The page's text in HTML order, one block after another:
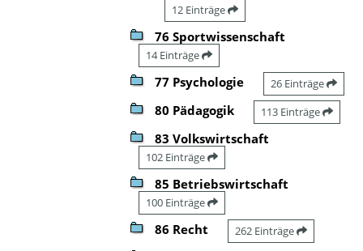
12 Einträge
76 Sportwissenschaft
14 Einträge
77 Psychologie 26 Einträge
80 Pädagogik 113 Einträge
83 Volkswirtschaft
102 Einträge
85 Betriebswirtschaft
100 Einträge
86 Recht 262 Einträge